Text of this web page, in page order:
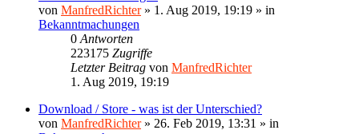
von ManfredRichter» 1. Aug 2019, 19:19 » in
Bekanntmachungen
0 Antworten
223175 Zugriffe
Letzter Beitrag von ManfredRichter
1. Aug 2019, 19:19
Download / Store - was ist der Unterschied?
von ManfredRichter» 26. Feb 2019, 13:31 » in